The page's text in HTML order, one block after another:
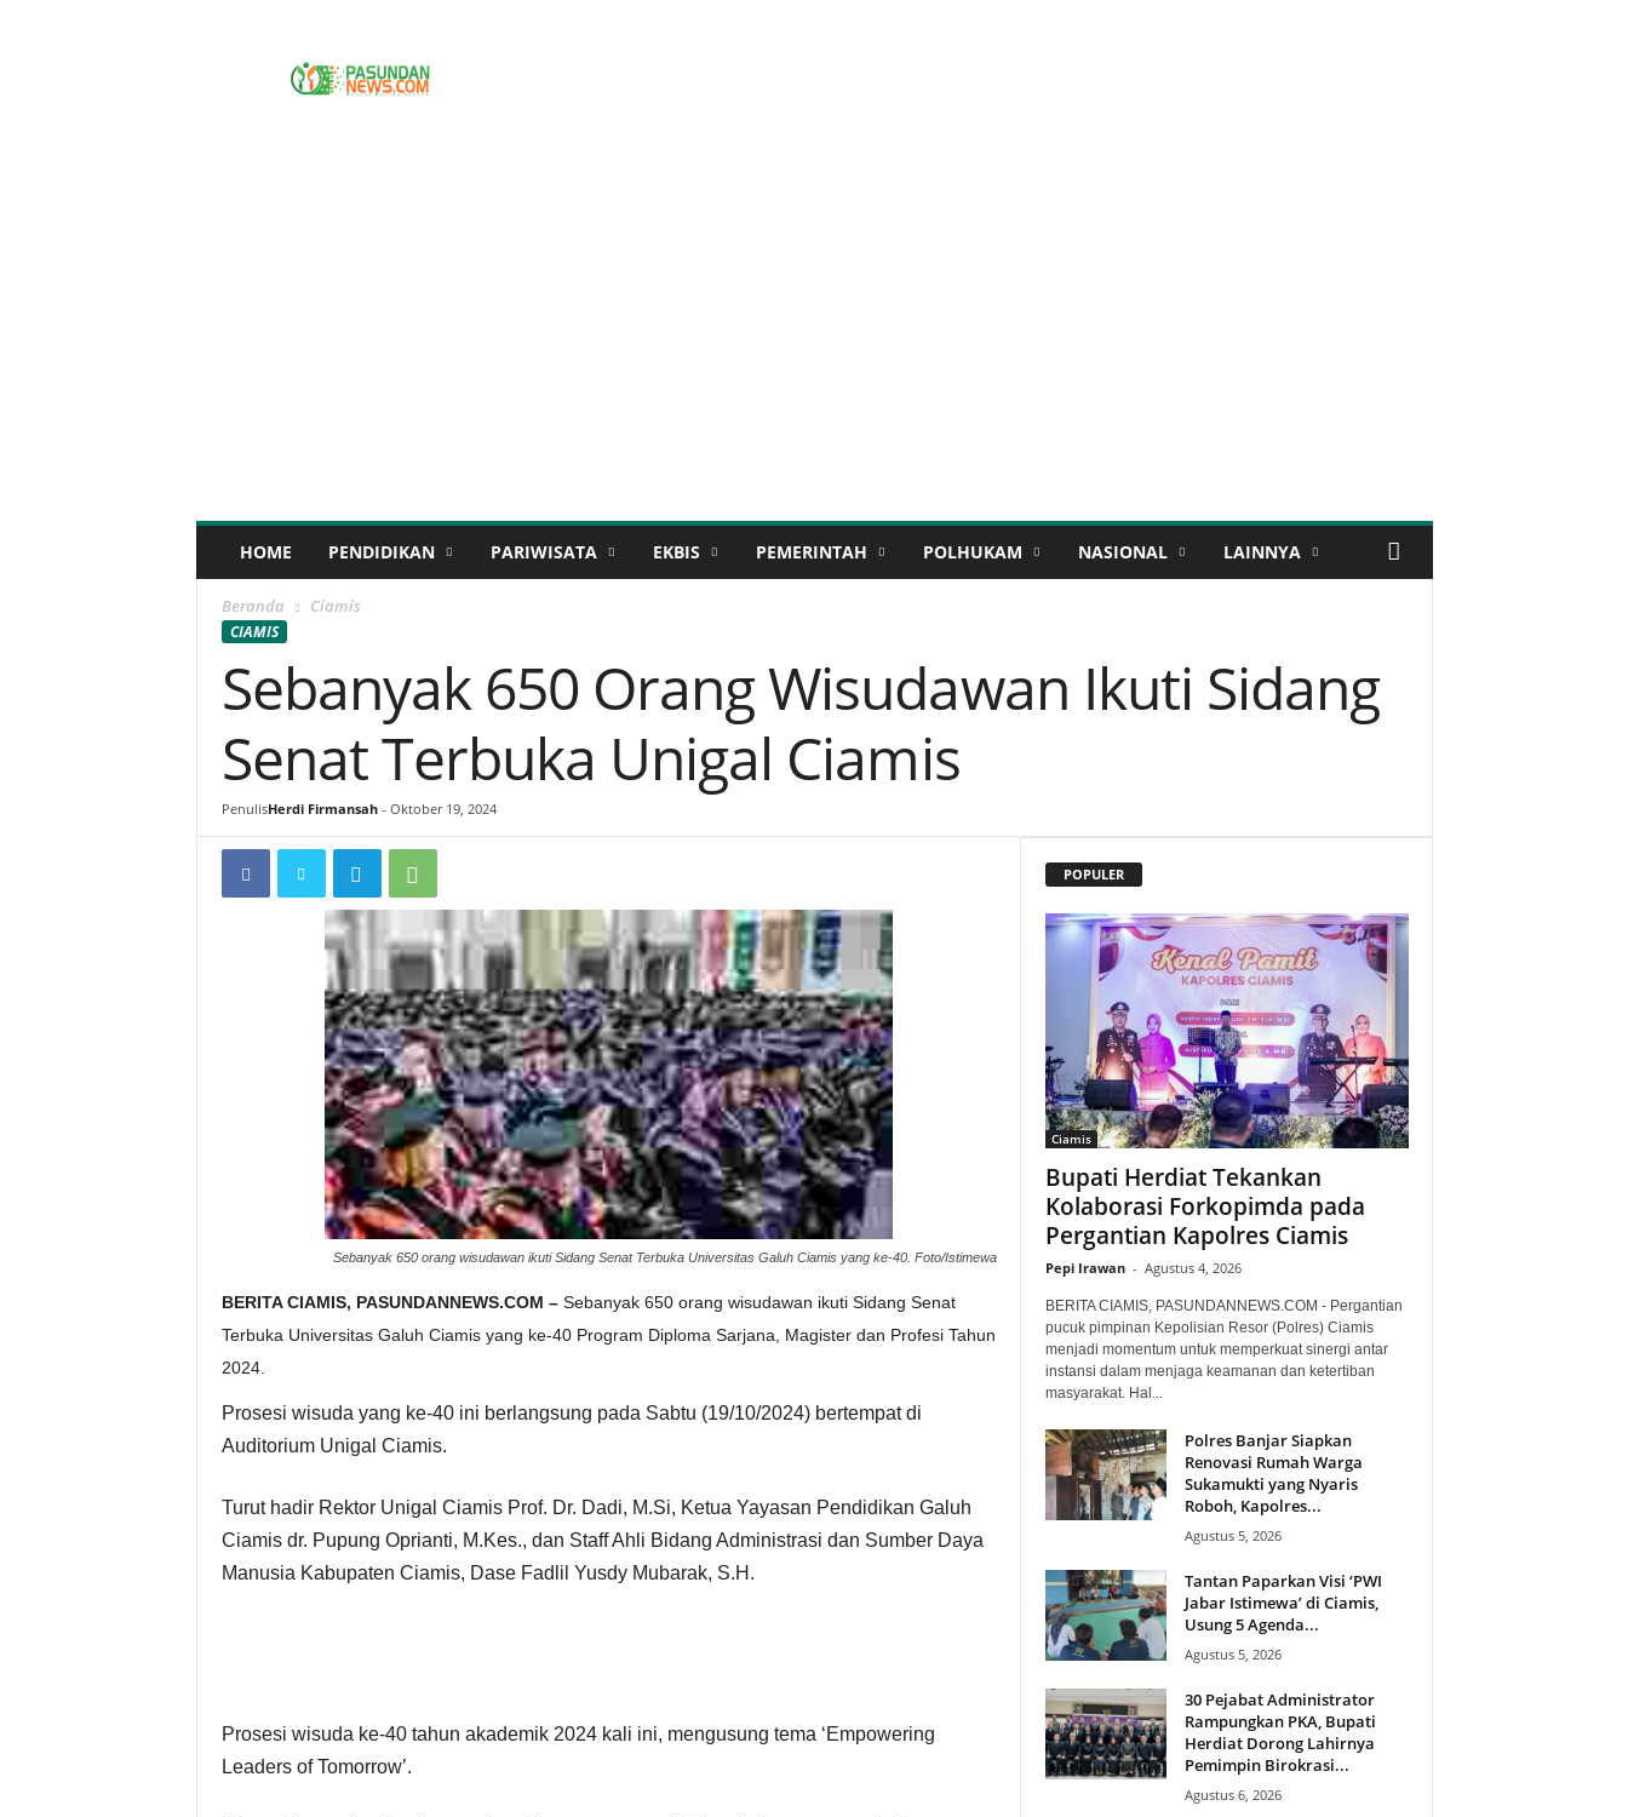
HOME PENDIDIKAN PARIWISATA EKBIS PEMERINTAH POLHUKAM NASIONAL LAINNYA
Beranda Ciamis
CIAMIS
Sebanyak 650 Orang Wisudawan Ikuti Sidang
Senat Terbuka Unigal Ciamis
PenulisHerdi Firmansah- Oktober 19, 2024
Sebanyak 650 orang wisudawan ikuti Sidang Senat Terbuka Universitas Galuh Ciamis yang ke-40. Foto/Istimewa
BERITA CIAMIS, PASUNDANNEWS.COM –Sebanyak 650 orang wisudawan ikuti Sidang Senat
Terbuka Universitas Galuh Ciamis yang ke-40 Program Diploma Sarjana, Magister dan Profesi Tahun
2024.
Prosesi wisuda yang ke-40 ini berlangsung pada Sabtu (19/10/2024) bertempat di
Auditorium Unigal Ciamis.
Turut hadir Rektor Unigal Ciamis Prof. Dr. Dadi, M.Si, Ketua Yayasan Pendidikan Galuh
Ciamis dr. Pupung Oprianti, M.Kes., dan Staff Ahli Bidang Administrasi dan Sumber Daya
Manusia Kabupaten Ciamis, Dase Fadlil Yusdy Mubarak, S.H.
Prosesi wisuda ke-40 tahun akademik 2024 kali ini, mengusung tema ‘Empowering
Leaders of Tomorrow’.
POPULER
Ciamis
Bupati Herdiat Tekankan
Kolaborasi Forkopimda pada
Pergantian Kapolres Ciamis
Pepi Irawan - Agustus 4, 2026
BERITA CIAMIS, PASUNDANNEWS.COM - Pergantian
pucuk pimpinan Kepolisian Resor (Polres) Ciamis
menjadi momentum untuk memperkuat sinergi antar
instansi dalam menjaga keamanan dan ketertiban
masyarakat. Hal...
Polres Banjar Siapkan
Renovasi Rumah Warga
Sukamukti yang Nyaris
Roboh, Kapolres...
Agustus 5, 2026
Tantan Paparkan Visi ‘PWI
Jabar Istimewa’ di Ciamis,
Usung 5 Agenda...
Agustus 5, 2026
30 Pejabat Administrator
Rampungkan PKA, Bupati
Herdiat Dorong Lahirnya
Pemimpin Birokrasi...
Agustus 6, 2026